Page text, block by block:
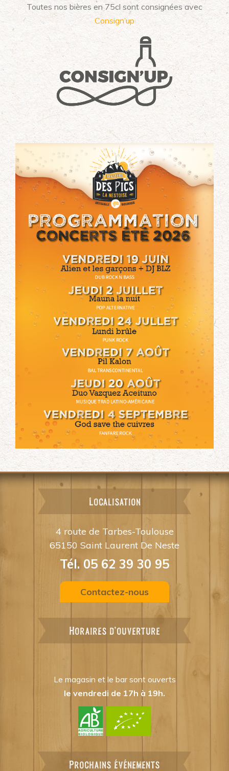
Toutes nos bières en 75cl sont consignées avec
Consign’up
Localisation
4 route de Tarbes-Toulouse
65150 Saint Laurent De Neste
Tél. 05 62 39 30 95
Contactez-nous
Horaires d'ouverture
Le magasin et le bar sont ouverts
le vendredi de 17h à 19h.
Prochains événements